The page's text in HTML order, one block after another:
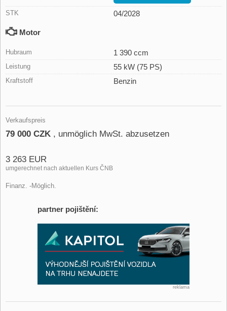
STK 04/2028
Motor
Hubraum 1 390 ccm
Leistung 55 kW (75 PS)
Kraftstoff Benzin
Verkaufspreis
79 000 CZK , unmöglich MwSt. abzusetzen
3 263 EUR
umgerechnet nach aktuellen Kurs ČNB
Finanz. -Möglich.
partner pojištění:
reklama